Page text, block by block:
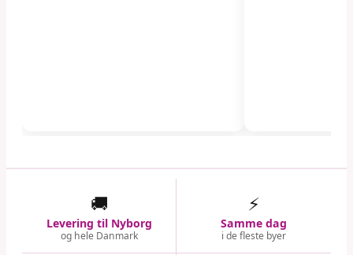
🚚
Levering til Nyborg
og hele Danmark
⚡
Samme dag
i de fleste byer